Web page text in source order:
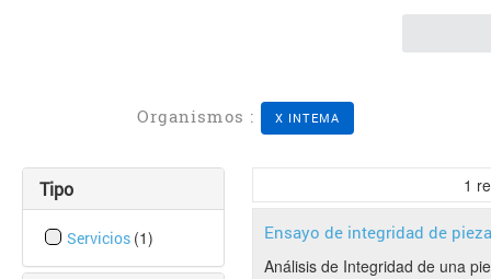
Organismos : X INTEMA
Tipo
Servicios (1)
1
Ensayo de integridad de
Análisis de Integridad de una